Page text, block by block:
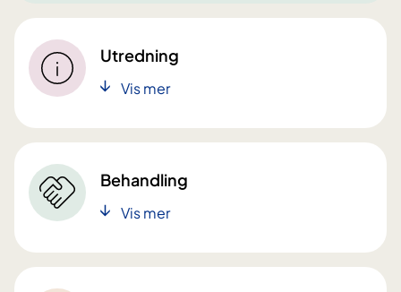
Utredning
Vis mer
Behandling
Vis mer